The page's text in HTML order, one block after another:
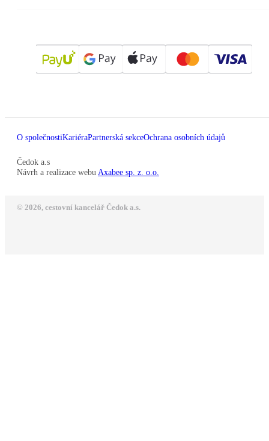
O společnostiKariéraPartnerská sekceOchrana osobních údajů
Čedok a.s
Návrh a realizace webu Axabee sp. z. o.o.
© 2026, cestovní kancelář Čedok a.s.